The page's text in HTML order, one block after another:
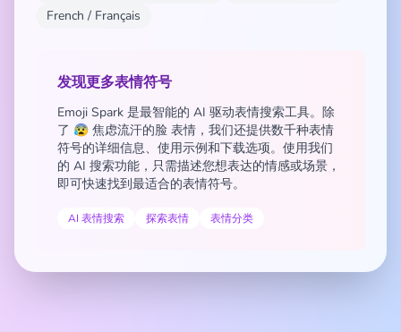
French / Français
发现更多表情符号
Emoji Spark 是最智能的 AI 驱动表情搜索工具。除
了 😰 焦虑流汗的脸 表情，我们还提供数千种表情
符号的详细信息、使用示例和下载选项。使用我们
的 AI 搜索功能，只需描述您想表达的情感或场景，
即可快速找到最适合的表情符号。
AI 表情搜索 探索表情 表情分类